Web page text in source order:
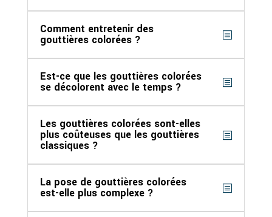
Comment entretenir des
gouttières colorées ?
Est-ce que les gouttières colorées
se décolorent avec le temps ?
Les gouttières colorées sont-elles
plus coûteuses que les gouttières
classiques ?
La pose de gouttières colorées
est-elle plus complexe ?